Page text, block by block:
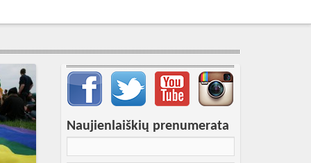
Svarbių įrašų meniu
Naujienlaiškių prenumerata